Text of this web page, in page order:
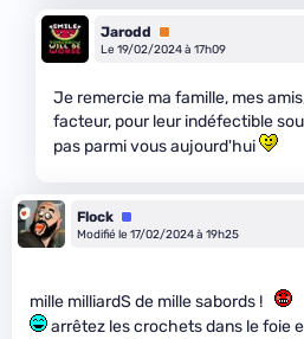
Jarodd
Premium
Le 19/02/2024 à 17h09
Je remercie ma famille, mes
facteur, pour leur indéfectible
pas parmi vous aujourd'hui
Flock Équipe
Modifié le 17/02/2024 à 19h25
mille milliardS de mille sabords !
arrêtez les crochets dans le foie